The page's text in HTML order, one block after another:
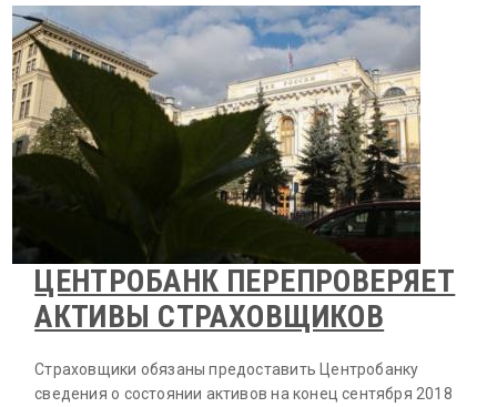
ЦЕНТРОБАНК ПЕРЕПРОВЕРЯЕТ
АКТИВЫ СТРАХОВЩИКОВ
Страховщики обязаны предоставить Центробанку
сведения о состоянии активов на конец сентября 2018